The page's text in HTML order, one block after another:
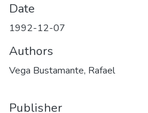
Date
1992-12-07
Authors
Vega Bustamante, Rafael
Publisher